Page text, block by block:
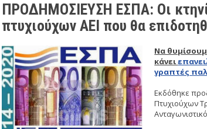
ΠΡΟΔΗΜΟΣΙΕΥΣΗ ΕΣΠΑ: Οι
πτυχιούχων ΑΕΙ που θα
Να
κάνει
γραπτές
Εκδόθηκε
Πτυχιούχων